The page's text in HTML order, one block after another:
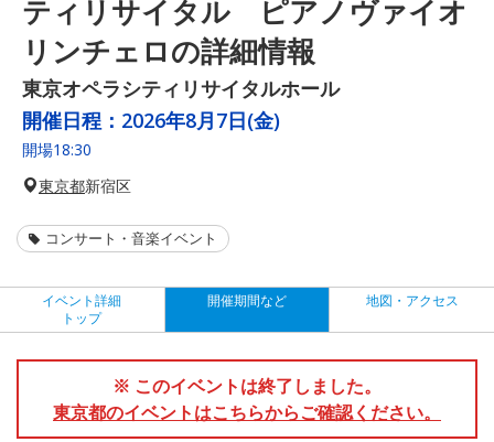
ティリサイタル ピアノヴァイオ
リンチェロの詳細情報
東京オペラシティリサイタルホール
開催日程： 2026年8月7日(金)
開場18:30
東京都新宿区
コンサート・音楽イベント
イベント詳細
トップ
開催期間など 地図・アクセス
※ このイベントは終了しました。
東京都のイベントはこちらからご確認ください。